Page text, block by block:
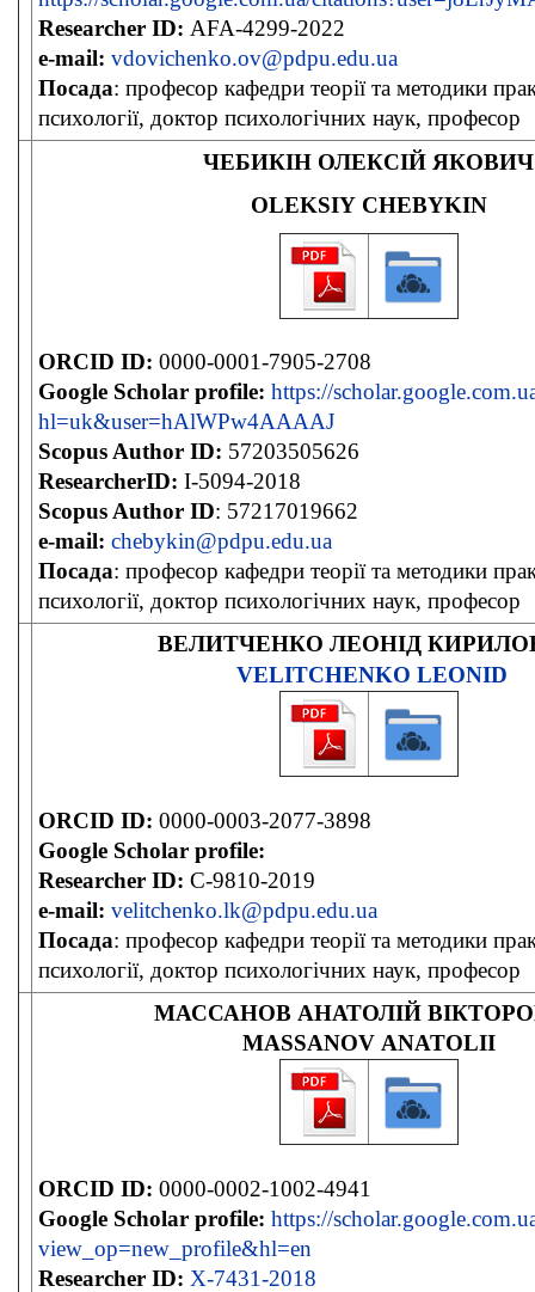
Researcher ID: AFA-4299-2022
e-mail: vdovichenko.ov@pdpu.edu.ua
Посада: професор кафедри теорії та методики
психології, доктор психологічних наук, професор
ЧЕБИКІН ОЛЕКСІЙ ЯКОВИЧ
OLEKSIY CHEBYKIN
ORCID ID: 0000-0001-7905-2708
Google Scholar profile: https://
hl=uk&user=hAlWPw4AAAAJ
Scopus Author ID: 57203505626
ResearcherID: I-5094-2018
Scopus Author ID: 57217019662
e-mail: chebykin@pdpu.edu.ua
Посада: професор кафедри теорії та методики
психології, доктор психологічних наук, професор
ВЕЛИТЧЕНКО ЛЕОНІД
VELITCHENKO LEONID
ORCID ID: 0000-0003-2077-3898
Google Scholar profile:
Researcher ID: C-9810-2019
e-mail: velitchenko.lk@pdpu.edu.ua
Посада: професор кафедри теорії та методики
психології, доктор психологічних наук, професор
МАССАНОВ АНАТОЛІЙ
MASSANOV ANATOLII
ORCID ID: 0000-0002-1002-4941
Google Scholar profile: https://
view_op=new_profile&hl=en
Researcher ID: X-7431-2018